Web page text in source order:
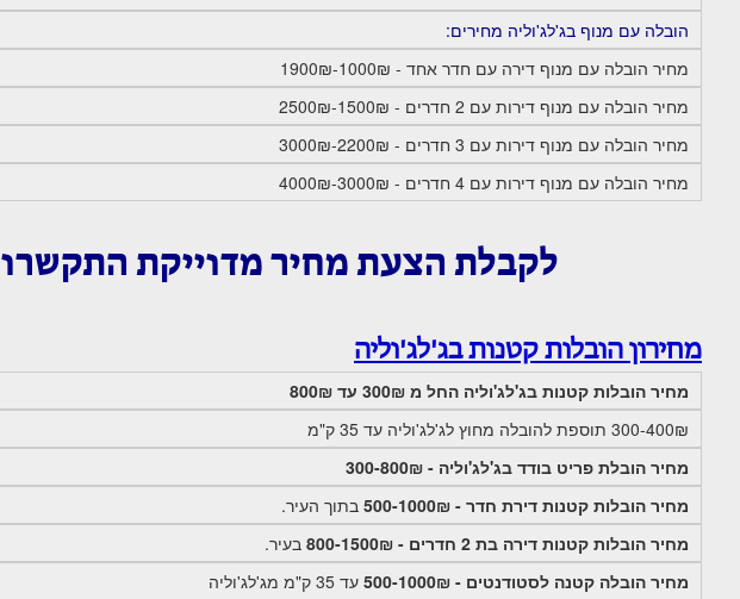
הובלה עם מנוף בג'לג'וליה מחירים:
מחיר הובלה עם מנוף דירה עם חדר אחד - 1000₪-1900₪
מחיר הובלה עם מנוף דירות עם 2 חדרים - 1500₪-2500₪
מחיר הובלה עם מנוף דירות עם 3 חדרים - 2200₪-3000₪
מחיר הובלה עם מנוף דירות עם 4 חדרים - 3000₪-4000₪
לקבלת הצעת מחיר מדוייקת התקשרו
מחירון הובלות קטנות בג'לג'וליה
מחיר הובלות קטנות בג'לג'וליה החל מ 300₪ עד 800₪
300-400₪ תוספת להובלה מחוץ לג'לג'וליה עד 35 ק"מ
מחיר הובלת פריט בודד בג'לג'וליה - 300-800₪
מחיר הובלות קטנות דירת חדר - 500-1000₪
בתוך העיר.
מחיר הובלות קטנות דירה בת 2 חדרים - 800-1500₪
בעיר.
מחיר הובלה קטנה לסטודנטים - 500-1000₪
עד 35 ק"מ מג'לג'וליה